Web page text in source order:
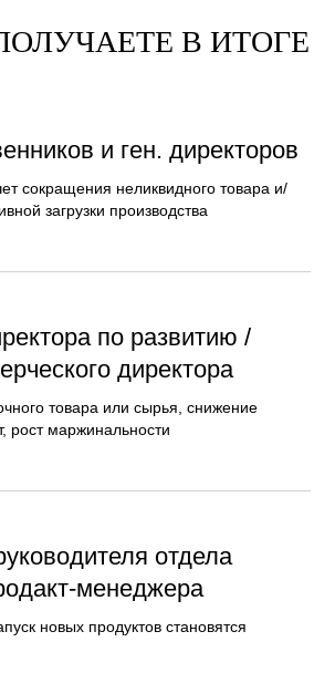
В ИТОГЕ
и ген. директоров
сокращения неликвидного товара и/
загрузки производства
по развитию /
директора
товара или сырья, снижение
рост маржинальности
отдела
менеджера
новых продуктов становятся